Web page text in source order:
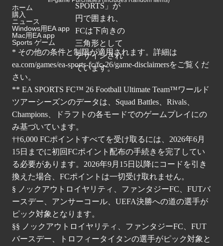
ホーム
購入
ニュース
Windows用EA app
Mac用EA app
Sports ゲーム
* その他の条件と制限が適用されます。詳細は
ea.com/games/ea-sports-fc/fc-26/game-disclaimersをご覧くだ
さい。
** EA SPORTS FC™ 26 Football Ultimate Team™ワールド
ツアーシーズンのデータは、Squad Battles、Rivals、
Champions、ドラフトの各モードでのゲームプレイにの
み基づいています。
††6,000 FCポイントすべてを受け取るには、2026年6月
15日までに初回FCポイント配布の手続きを完了してい
る必要があります。2026年9月15日以降にコードを引き
換えた場合、FCポイントは一切受け取れません。
§ ノックアウトロイヤリティ、ファンタジーFC、FUTバ
ースデー、アンサーコール、UEFA決勝への道の選手が
ピック対象となります。
§§ ノックアウトロイヤリティ、ファンタジーFC、FUT
バースデー、トロフィータイタンの選手がピック対象と